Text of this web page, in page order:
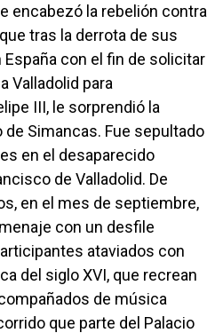
encabezó la rebelión contra
tras la derrota de sus
con el fin de solicitar
Valladolid para
III, le sorprendió la
Simancas. Fue sepultado
en el desaparecido
de Valladolid. De
en el mes de septiembre,
con un desfile
ataviados con
del siglo XVI, que recrean
de música
que parte del Palacio